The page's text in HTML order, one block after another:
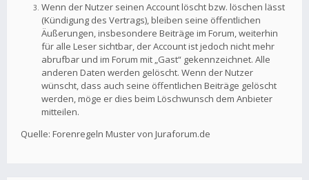
Wenn der Nutzer seinen Account löscht bzw. löschen lässt
(Kündigung des Vertrags), bleiben seine öffentlichen
Äußerungen, insbesondere Beiträge im Forum, weiterhin
für alle Leser sichtbar, der Account ist jedoch nicht mehr
abrufbar und im Forum mit „Gast“ gekennzeichnet. Alle
anderen Daten werden gelöscht. Wenn der Nutzer
wünscht, dass auch seine öffentlichen Beiträge gelöscht
werden, möge er dies beim Löschwunsch dem Anbieter
mitteilen.
Quelle: Forenregeln Muster von Juraforum.de